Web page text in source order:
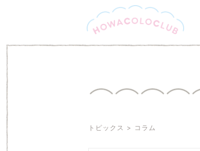
トピックス コラム